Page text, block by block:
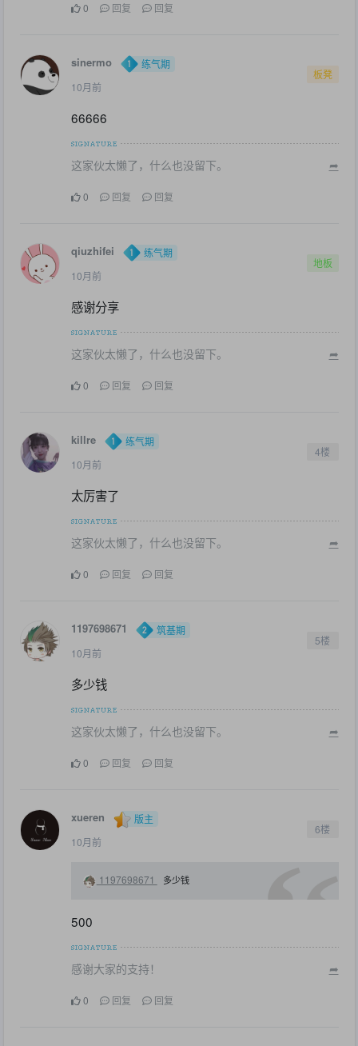
0 回复 回复
sinermo
练气期
10月前
板凳
66666
这家伙太懒了，什么也没留下。 ➦
0 回复 回复
qiuzhifei
练气期
10月前
地板
感谢分享
这家伙太懒了，什么也没留下。 ➦
0 回复 回复
killre
练气期
10月前
4楼
太厉害了
这家伙太懒了，什么也没留下。 ➦
0 回复 回复
1197698671
筑基期
10月前
5楼
多少钱
这家伙太懒了，什么也没留下。 ➦
0 回复 回复
xueren
版主
10月前
6楼
1197698671 多少钱
500
感谢大家的支持！ ➦
0 回复 回复